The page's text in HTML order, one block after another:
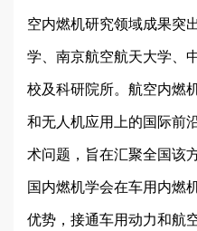
空内燃机研究领域成果突
学、南京航空航天大学、
校及科研院所。航空内燃
和无人机应用上的国际前
术问题，旨在汇聚全国该
国内燃机学会在车用内燃
优势，接通车用动力和航